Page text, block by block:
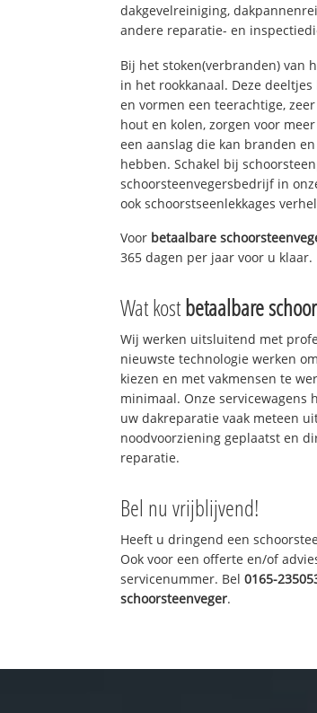
dakgevelreiniging,
andere reparatie- en
Bij het stoken(verbranden) van
in het rookkanaal. Deze
en vormen een teerachtige,
hout en kolen, zorgen voor
een aanslag die kan branden
hebben. Schakel bij
schoorsteenvegersbedrijf in
ook schoorstseenlekkages
Voor betaalbare
365 dagen per jaar voor u klaar.
Wat kostbetaalbare
Wij werken uitsluitend met
nieuwste technologie werken
kiezen en met vakmensen te
minimaal. Onze
uw dakreparatie vaak meteen
noodvoorziening geplaatst en
reparatie.
Bel nu vrijblijvend!
Heeft u dringend een
Ook voor een offerte en/of
servicenummer. Bel0165-
schoorsteenveger.